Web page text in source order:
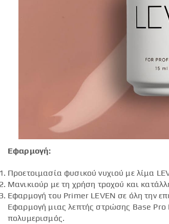
Εφαρμογή:
Προετοιμασία φυσικού νυχιού με λίμα
Μανικιούρ με τη χρήση τροχού και
Εφαρμογή του Primer LEVEN σε όλη την
Εφαρμογή μιας λεπτής στρώσης Base Pro
πολυμερισμός.